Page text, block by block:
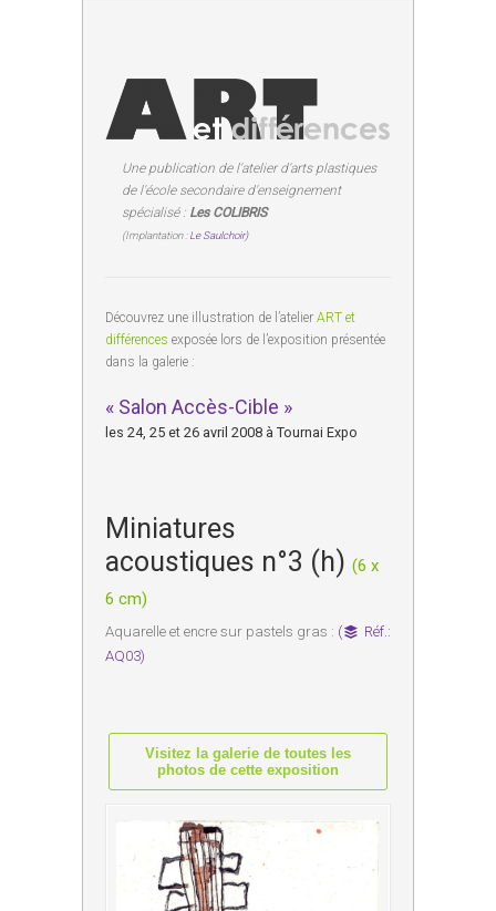
Une publication de l'atelier d'arts plastiques
de l'école secondaire d'enseignement
spécialisé : Les COLIBRIS
(Implantation :Le Saulchoir)
Découvrez une illustration de l’atelier ART et
différences exposée lors de l’exposition présentée
dans la galerie :
« Salon Accès-Cible »
les 24, 25 et 26 avril 2008 à Tournai Expo
Miniatures
acoustiques n°3 (h) (6 x
6 cm)
Aquarelle et encre sur pastels gras : (
Réf.:
AQ03)
Visitez la galerie de toutes les
photos de cette exposition